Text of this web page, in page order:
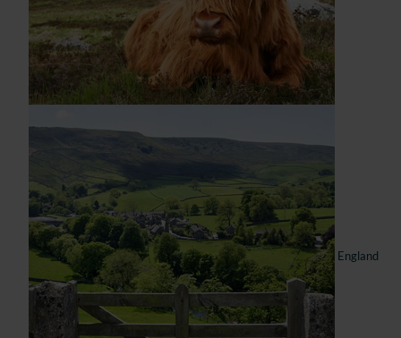
England